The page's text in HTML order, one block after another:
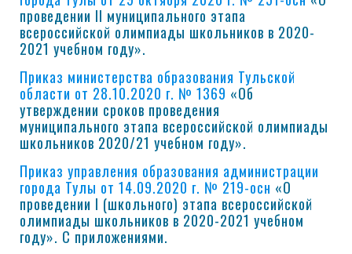
проведении II муниципального этапа
всероссийской олимпиады школьников в 2020-
2021 учебном году».
Приказ министерства образования Тульской
области от 28.10.2020 г. № 1369 «Об
утверждении сроков проведения
муниципального этапа всероссийской олимпиады
школьников 2020/21 учебном году».
Приказ управления образования администрации
города Тулы от 14.09.2020 г. № 219-осн «О
проведении I (школьного) этапа всероссийской
олимпиады школьников в 2020-2021 учебном
году». С приложениями.